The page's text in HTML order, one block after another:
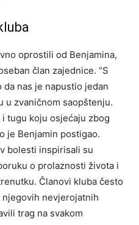
oprostili od Benjamina,
član zajednice. “S
nas je napustio jedan
u zvaničnom saopštenju.
tugu koju osjećaju zbog
je Benjamin postigao.
bolesti inspirisali su
o prolaznosti života i
Članovi kluba često
nevjerojatnih
trag na svakom